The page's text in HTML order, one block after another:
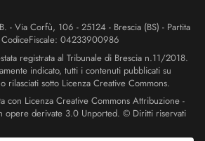
- Via Corfù, 106 - 25124 - Brescia (BS) - Partita
04233900986
registrata al Tribunale di Brescia n.11/2018.
indicato, tutti i contenuti pubblicati su
rilasciati sotto Licenza Creative Commons.
con Licenza Creative Commons Attribuzione -
opere derivate 3.0 Unported. © Diritti riservati